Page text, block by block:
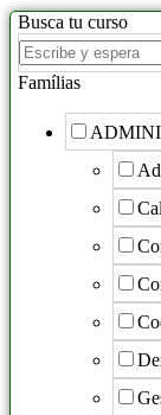
Busca tu curso
Famílias